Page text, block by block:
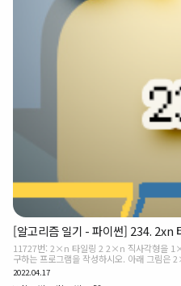
[알고리즘 일기 - 파이썬] 234. 2xn
11727번: 2×n 타일링 2 2×n 직사각형을
구하는 프로그램을 작성하시오. 아래 그림은
www.acmicpc.net Baekjoon 11727. 2xn
각형을 1×2, 2×1과 2×2 타일로 채우는 방법
2022.04.17